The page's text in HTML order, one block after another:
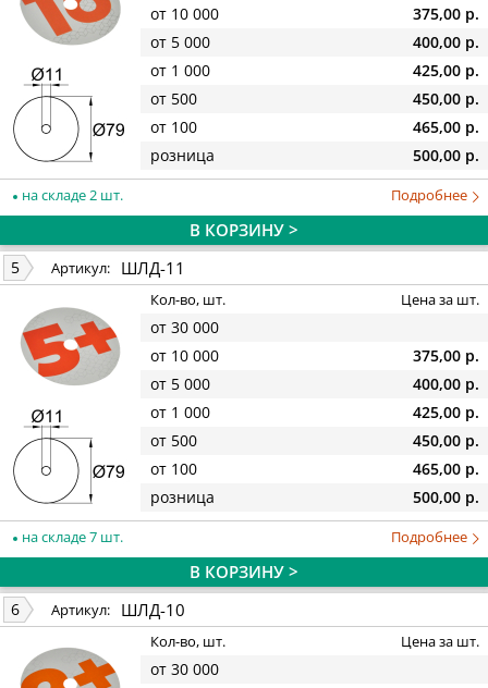
от 10 000
375,00 р.
от 5 000
400,00 р.
от 1 000
425,00 р.
от 500
450,00 р.
от 100
465,00 р.
розница
500,00 р.
на складе 2 шт. Подробнее
В КОРЗИНУ >
5 Артикул: ШЛД-11
Кол-во, шт. Цена за шт.
от 30 000
от 10 000
375,00 р.
от 5 000
400,00 р.
от 1 000
425,00 р.
от 500
450,00 р.
от 100
465,00 р.
розница
500,00 р.
на складе 7 шт. Подробнее
В КОРЗИНУ >
6 Артикул: ШЛД-10
Кол-во, шт. Цена за шт.
от 30 000